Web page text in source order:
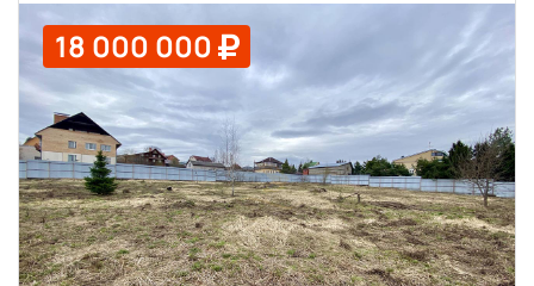
18 000 000